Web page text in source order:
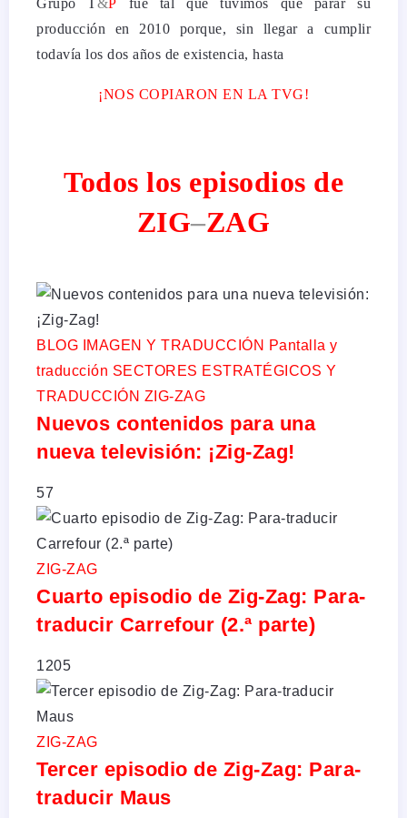
Grupo T &P fue tal que tuvimos que parar su
producción en 2010 porque, sin llegar a cumplir
todavía los dos años de existencia, hasta
¡NOS COPIARON EN LA TVG!
Todos los episodios de
ZIG–ZAG
BLOG IMAGEN Y TRADUCCIÓN Pantalla y
traducción SECTORES ESTRATÉGICOS Y
TRADUCCIÓN ZIG-ZAG
Nuevos contenidos para una
nueva televisión: ¡Zig-Zag!
57
ZIG-ZAG
Cuarto episodio de Zig-Zag: Para-
traducir Carrefour (2.ª parte)
1205
ZIG-ZAG
Tercer episodio de Zig-Zag: Para-
traducir Maus